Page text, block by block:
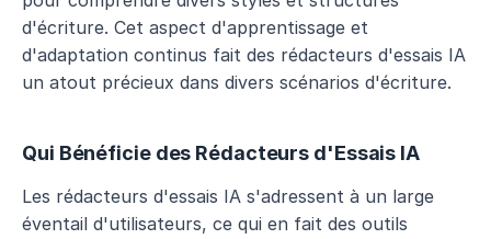
d'écriture. Cet aspect d'apprentissage et
d'adaptation continus fait des rédacteurs d'essais IA
un atout précieux dans divers scénarios d'écriture.
Qui Bénéficie des Rédacteurs d'Essais IA
Les rédacteurs d'essais IA s'adressent à un large
éventail d'utilisateurs, ce qui en fait des outils